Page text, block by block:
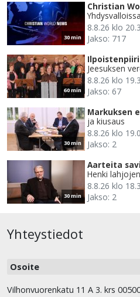
30 min
Christian
8.8.26 klo
Jakso: 717
60 min
Ilpoistenpiiri
Jeesuksen
8.8.26 klo
Jakso: 67
30 min
Markuksen
ja kiusaus
8.8.26 klo
Jakso: 2
30 min
Aarteita
Henki
8.8.26 klo
Jakso: 2
Yhteystiedot
Osoite
Vilhonvuorenkatu 11 A 3. krs